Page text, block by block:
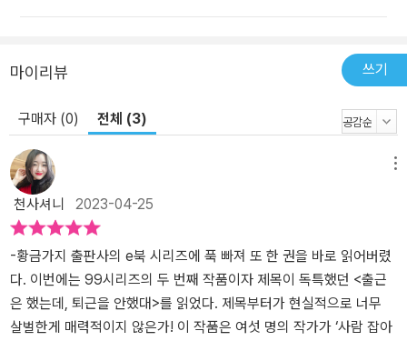
마이리뷰 쓰기
구매자 (0) 전체 (3)
천사셔니 2023-04-25
-황금가지 출판사의 e북 시리즈에 푹 빠져 또 한 권을 바로 읽어버렸
다. 이번에는 99시리즈의 두 번째 작품이자 제목이 독특했던 <출근
은 했는데, 퇴근을 안했대>를 읽었다. 제목부터가 현실적으로 너무
살벌한게 매력적이지 않은가! 이 작품은 여섯 명의 작가가 ‘사람 잡아